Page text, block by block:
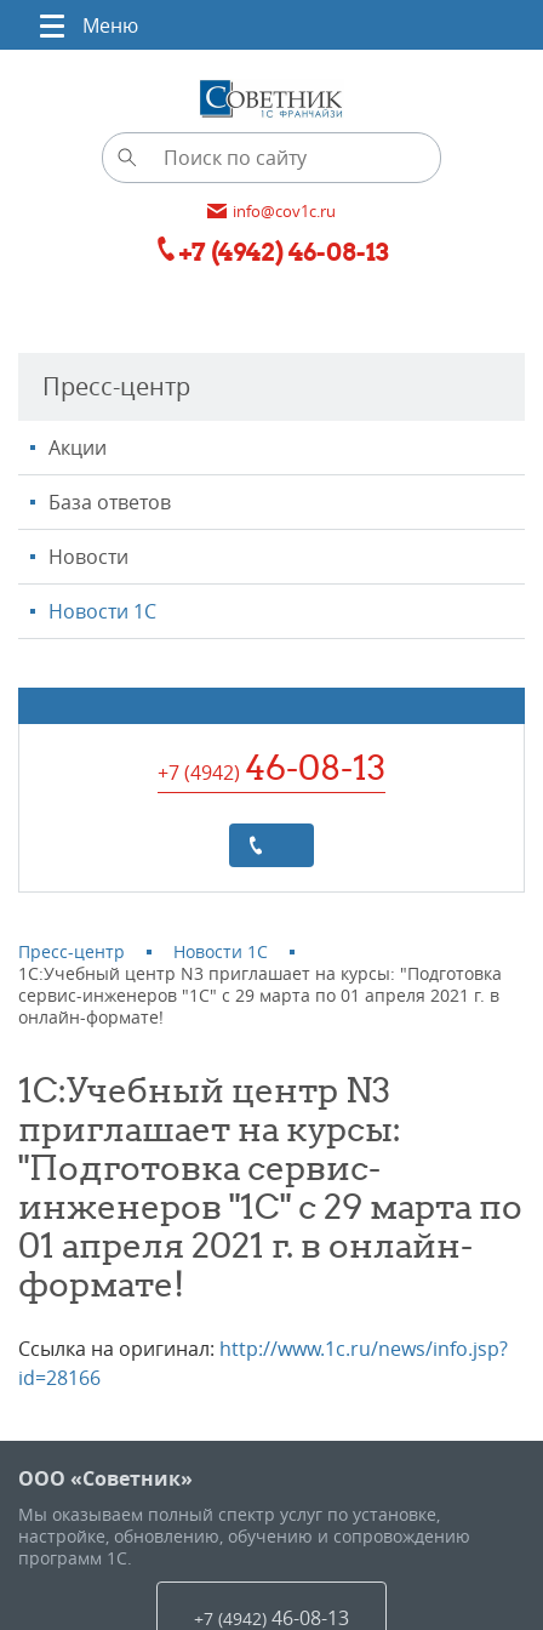
Меню
info@cov1c.ru
+7 (4942) 46-08-13
Пресс-центр
Акции
База ответов
Новости
Новости 1С
+7 (4942) 46-08-13
Пресс-центр
Новости 1С
1С:Учебный центр N3 приглашает на курсы: "Подготовка
сервис-инженеров "1С" с 29 марта по 01 апреля 2021 г. в
онлайн-формате!
1С:Учебный центр N3
приглашает на курсы:
"Подготовка сервис-
инженеров "1С" с 29 марта по
01 апреля 2021 г. в онлайн-
формате!
Ссылка на оригинал: http://www.1c.ru/news/info.jsp?
id=28166
ООО «Советник»
Мы оказываем полный спектр услуг по установке,
настройке, обновлению, обучению и сопровождению
программ 1С.
+7 (4942) 46-08-13